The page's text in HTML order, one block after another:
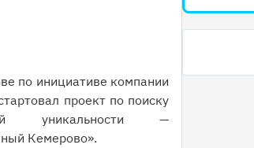
по инициативе компании
проект по поиску
уникальности —
Кемерово».